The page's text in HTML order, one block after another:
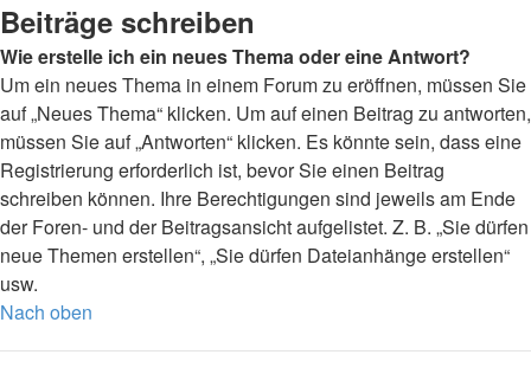
Beiträge schreiben
Wie erstelle ich ein neues Thema oder eine Antwort?
Um ein neues Thema in einem Forum zu eröffnen, müssen Sie
auf „Neues Thema“ klicken. Um auf einen Beitrag zu antworten,
müssen Sie auf „Antworten“ klicken. Es könnte sein, dass eine
Registrierung erforderlich ist, bevor Sie einen Beitrag
schreiben können. Ihre Berechtigungen sind jeweils am Ende
der Foren- und der Beitragsansicht aufgelistet. Z. B. „Sie dürfen
neue Themen erstellen“, „Sie dürfen Dateianhänge erstellen“
usw.
Nach oben